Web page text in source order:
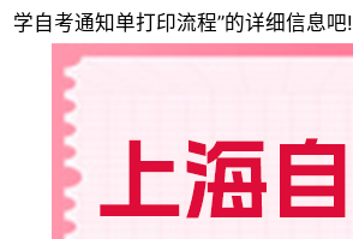
学自考通知单打印流程”的详细信息吧!